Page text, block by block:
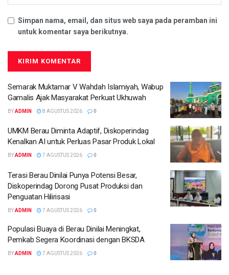
Simpan nama, email, dan situs web saya pada peramban ini
untuk komentar saya berikutnya.
Semarak Muktamar V Wahdah Islamiyah, Wabup
Gamalis Ajak Masyarakat Perkuat Ukhuwah
BYADMIN 8 AGUSTUS 2026 0
UMKM Berau Diminta Adaptif, Diskoperindag
Kenalkan AI untuk Perluas Pasar Produk Lokal
BYADMIN 7 AGUSTUS 2026 0
Terasi Berau Dinilai Punya Potensi Besar,
Diskoperindag Dorong Pusat Produksi dan
Penguatan Hilirisasi
BYADMIN 7 AGUSTUS 2026 0
Populasi Buaya di Berau Dinilai Meningkat,
Pemkab Segera Koordinasi dengan BKSDA
BYADMIN 7 AGUSTUS 2026 0